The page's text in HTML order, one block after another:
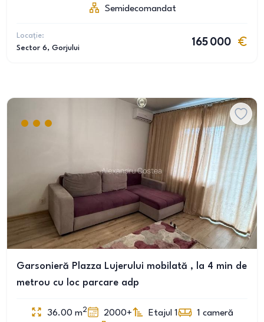
Semidecomandat
Locație:
Sector 6, Gorjului
165 000
Garsonieră Plazza Lujerului mobilată , la 4 min de
metrou cu loc parcare adp
36.00 m2 2000+ Etajul 1 1 cameră